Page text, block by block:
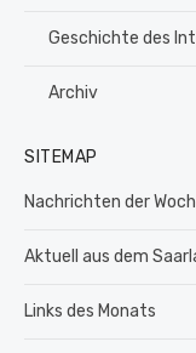
Geschichte des
Archiv
SITEMAP
Nachrichten der
Aktuell aus dem
Links des Monats